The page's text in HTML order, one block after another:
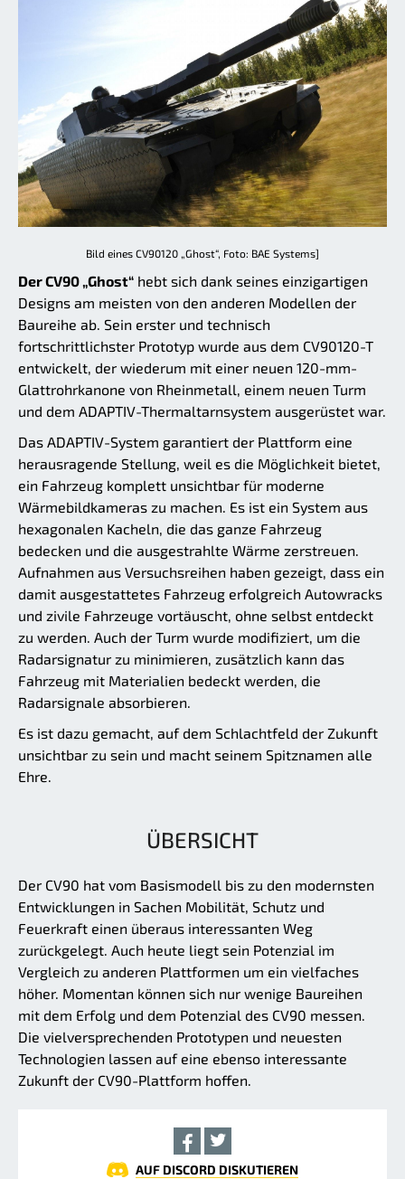
Bild eines CV90120 „Ghost“, Foto: BAE Systems]
Der CV90 „Ghost“ hebt sich dank seines einzigartigen
Designs am meisten von den anderen Modellen der
Baureihe ab. Sein erster und technisch
fortschrittlichster Prototyp wurde aus dem CV90120-T
entwickelt, der wiederum mit einer neuen 120-mm-
Glattrohrkanone von Rheinmetall, einem neuen Turm
und dem ADAPTIV-Thermaltarnsystem ausgerüstet war.
Das ADAPTIV-System garantiert der Plattform eine
herausragende Stellung, weil es die Möglichkeit bietet,
ein Fahrzeug komplett unsichtbar für moderne
Wärmebildkameras zu machen. Es ist ein System aus
hexagonalen Kacheln, die das ganze Fahrzeug
bedecken und die ausgestrahlte Wärme zerstreuen.
Aufnahmen aus Versuchsreihen haben gezeigt, dass ein
damit ausgestattetes Fahrzeug erfolgreich Autowracks
und zivile Fahrzeuge vortäuscht, ohne selbst entdeckt
zu werden. Auch der Turm wurde modifiziert, um die
Radarsignatur zu minimieren, zusätzlich kann das
Fahrzeug mit Materialien bedeckt werden, die
Radarsignale absorbieren.
Es ist dazu gemacht, auf dem Schlachtfeld der Zukunft
unsichtbar zu sein und macht seinem Spitznamen alle
Ehre.
ÜBERSICHT
Der CV90 hat vom Basismodell bis zu den modernsten
Entwicklungen in Sachen Mobilität, Schutz und
Feuerkraft einen überaus interessanten Weg
zurückgelegt. Auch heute liegt sein Potenzial im
Vergleich zu anderen Plattformen um ein vielfaches
höher. Momentan können sich nur wenige Baureihen
mit dem Erfolg und dem Potenzial des CV90 messen.
Die vielversprechenden Prototypen und neuesten
Technologien lassen auf eine ebenso interessante
Zukunft der CV90-Plattform hoffen.
AUF DISCORD DISKUTIEREN